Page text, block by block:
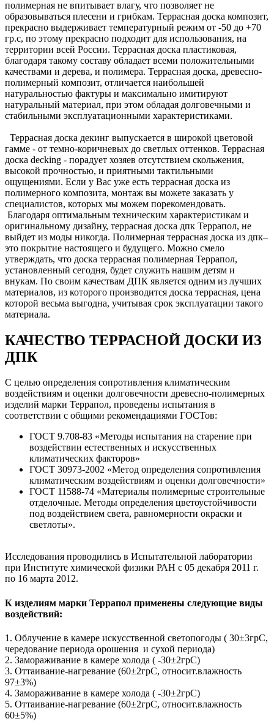
полимерная не впитывает влагу, что позволяет не
образовываться плесени и грибкам. Террасная доска композит,
прекрасно выдерживает температурный режим от -50 до +70
гр.с, по этому прекрасно подходит для использования, на
территории всей России. Террасная доска пластиковая,
благодаря такому составу обладает всеми положительными
качествами и дерева, и полимера. Террасная доска, древесно-
полимерный композит, отличается наибольшей
натуральностью фактуры и максимально имитируют
натуральный материал, при этом обладая долговечными и
стабильными эксплуатационными характеристиками.
Террасная доска декинг выпускается в широкой цветовой
гамме - от темно-коричневых до светлых оттенков. Террасная
доска decking - порадует хозяев отсутствием скольжения,
высокой прочностью, и приятными тактильными
ощущениями. Если у Вас уже есть террасная доска из
полимерного композита, монтаж вы можете заказать у
специалистов, которых мы можем порекомендовать.
Благодаря оптимальным техническим характеристикам и
оригинальному дизайну, террасная доска дпк Террапол, не
выйдет из моды никогда. Полимерная террасная доска из дпк–
это покрытие настоящего и будущего. Можно смело
утверждать, что доска террасная полимерная Террапол,
установленный сегодня, будет служить нашим детям и
внукам. По своим качествам ДПК является одним из лучших
материалов, из которого производится доска террасная, цена
которой весьма выгодна, учитывая срок эксплуатации такого
материала.
КАЧЕСТВО ТЕРРАСНОЙ ДОСКИ ИЗ
ДПК
С целью определения сопротивления климатическим
воздействиям и оценки долговечности древесно-полимерных
изделий марки Террапол, проведены испытания в
соответствии с общими рекомендациями ГОСТов:
ГОСТ 9.708-83 «Методы испытания на старение при
воздействии естественных и искусственных
климатических факторов»
ГОСТ 30973-2002 «Метод определения сопротивления
климатическим воздействиям и оценки долговечности»
ГОСТ 11588-74 «Материалы полимерные строительные
отделочные. Методы определения цветоустойчивости
под воздействием света, равномерности окраски и
светлоты».
Исследования проводились в Испытательной лаборатории
при Институте химической физики РАН с 05 декабря 2011 г.
по 16 марта 2012.
К изделиям марки Террапол применены следующие виды
воздействий:
1. Облучение в камере искусственной светопогоды ( 30±3грС,
чередование периода орошения и сухой периода)
2. Замораживание в камере холода ( -30±2грС)
3. Оттаивание-нагревание (60±2грС, относит.влажность
97±3%)
4. Замораживание в камере холода ( -30±2грС)
5. Оттаивание-нагревание (60±2грС, относит.влажность
60±5%)